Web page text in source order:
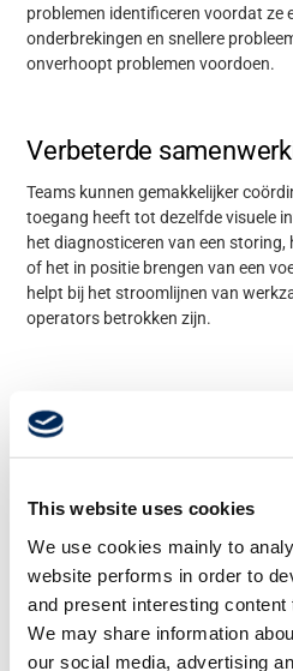
This website uses cookies
We use cookies mainly to
website performs in order to
and present interesting content
We may share information
our social media, advertising
problemen identificeren voordat ze
onderbrekingen en snellere
onverhoopt problemen voordoen.
Verbeterde
Teams kunnen gemakkelijker
toegang heeft tot dezelfde visuele
het diagnosticeren van een
of het in positie brengen van een
helpt bij het stroomlijnen van
operators betrokken zijn.
Verkrijgbaar bij
Ga naar alle